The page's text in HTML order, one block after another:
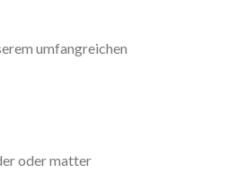
umfangreichen
oder matter